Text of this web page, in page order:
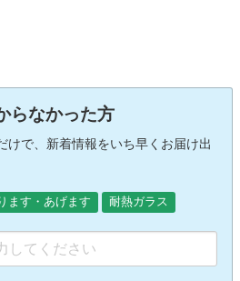
らなかった方
けで、新着情報をいち早くお届け出
ます・あげます 耐熱ガラス